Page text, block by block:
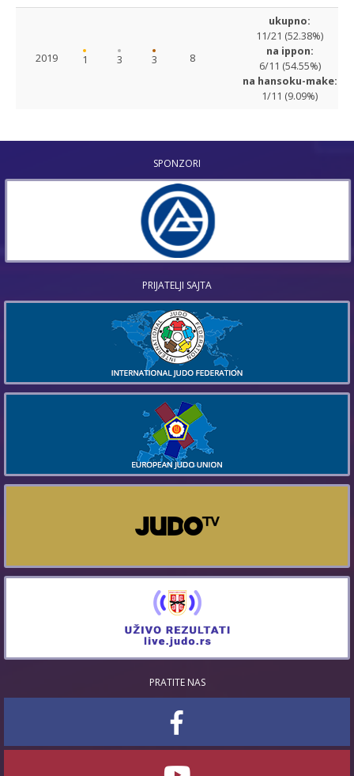
2019 1 3 3 8
ukupno:
11/21 (52.38%)
na ippon:
6/11 (54.55%)
na hansoku-make:
1/11 (9.09%)
SPONZORI
PRIJATELJI SAJTA
PRATITE NAS